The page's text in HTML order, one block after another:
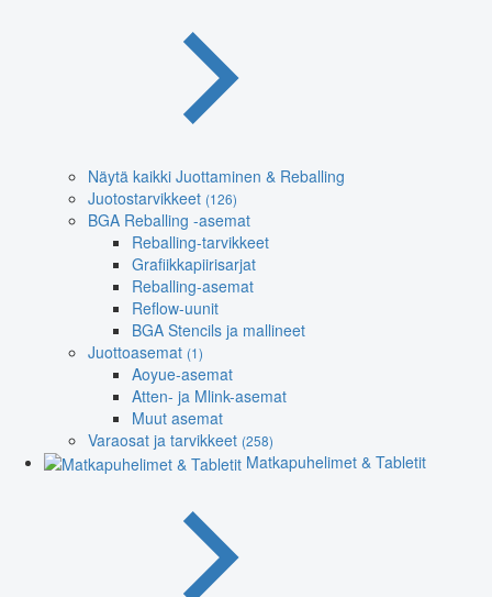
Näytä kaikki Juottaminen & Reballing
Juotostarvikkeet (126)
BGA Reballing -asemat
Reballing-tarvikkeet
Grafiikkapiirisarjat
Reballing-asemat
Reflow-uunit
BGA Stencils ja mallineet
Juottoasemat (1)
Aoyue-asemat
Atten- ja Mlink-asemat
Muut asemat
Varaosat ja tarvikkeet (258)
Matkapuhelimet & Tabletit